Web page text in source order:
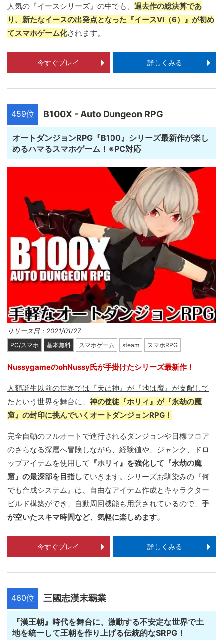
人気の『イースシリーズ』の中でも、 過去作の総決算であ
り、新たなイースの出発点となった『イースVI（6）』が初め
てスマホゲーム化されます。
今すぐプレイ 詳しくみる
459位 B100X - Auto Dungeon RPG
オートダンジョンRPG『B100』シリーズ最新作が楽し
めるハマるスマホゲーム！※PC対応
リリース日：2021/01/27
PC/スマホ 基本無料 スマホゲーム steam スマホRPG
NussygameのohNussy氏が手掛けたシリーズ最新作！
人類誕生以前の世界では『天は神』が『地は魔』が支配して
たという世界を舞台に、 神の使徒『ホリィ』が『永劫の魔
窟』の封印に挑んでいくオートダンジョンRPG！
完全自動のフルオートで進行されるダンジョンや目標フロア
のさらなる深層へ冒険しながら、経験値や、ジャンク、ドロ
ップアイテムを使用して 『ホリィ』を強化して『永劫の魔
窟』の最深部を目指していきます。シリーズお馴染みの『何
でも合成システム』は、自由なアイテム作成とキャラクター
ビルド構築ができ、自動周回機能も用意されているので、 手
が空いたスキマ時間など、気軽に楽しめます。
今すぐプレイ 詳しくみる
460位 三國志漢末覇業
『漢王朝』時代を舞台に、激動する不安定な世界で土
地を統一して王朝を作り上げる伝統的なSRPG！